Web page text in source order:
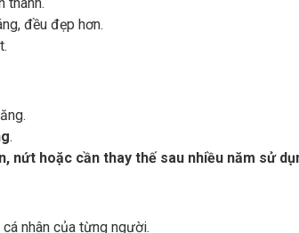
thành.
đều đẹp hơn.
.
nứt hoặc cần thay thế sau nhiều năm sử
nhân của từng người.